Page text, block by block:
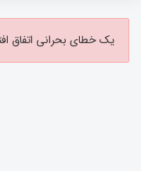
یک خطای بحرانی اتفاق